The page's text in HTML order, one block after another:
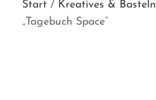
Start / Kreatives & Basteln
„Tagebuch Space“